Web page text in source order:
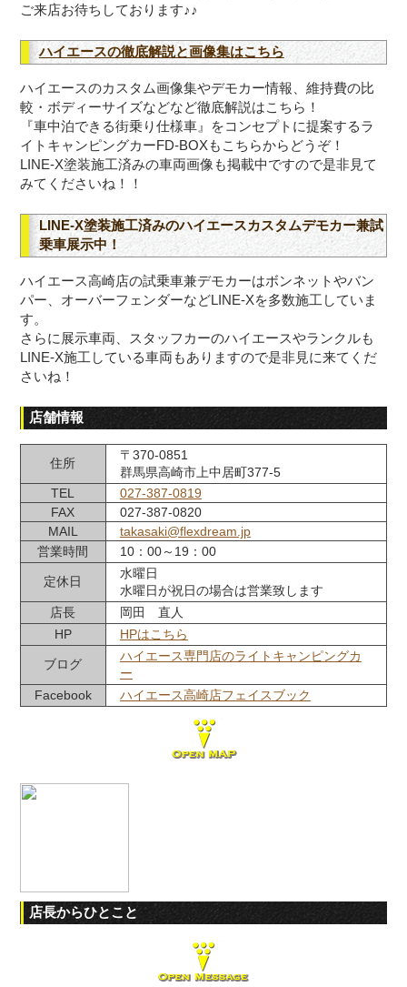
ご来店お待ちしております♪♪
ハイエースの徹底解説と画像集はこちら
ハイエースのカスタム画像集やデモカー情報、維持費の比
較・ボディーサイズなどなど徹底解説はこちら！
『車中泊できる街乗り仕様車』をコンセプトに提案するラ
イトキャンピングカーFD-BOXもこちらからどうぞ！
LINE-X塗装施工済みの車両画像も掲載中ですので是非見て
みてくださいね！！
LINE-X塗装施工済みのハイエースカスタムデモカー兼試
乗車展示中！
ハイエース高崎店の試乗車兼デモカーはボンネットやバン
パー、オーバーフェンダーなどLINE-Xを多数施工していま
す。
さらに展示車両、スタッフカーのハイエースやランクルも
LINE-X施工している車両もありますので是非見に来てくだ
さいね！
店舗情報
住所
〒370-0851
群馬県高崎市上中居町377-5
TEL
027-387-0819
FAX
027-387-0820
MAIL
takasaki@flexdream.jp
営業時間
10：00～19：00
定休日
水曜日
水曜日が祝日の場合は営業致します
店長
岡田 直人
HP
HPはこちら
ブログ
ハイエース専門店のライトキャンピングカ
ー
Facebook
ハイエース高崎店フェイスブック
店長からひとこと